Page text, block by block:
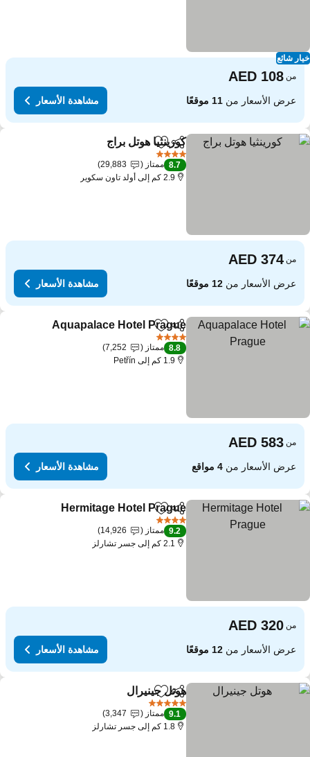
شائع
من
عرض الأسعار من11 موقعًا مشاهدة الأسعار
مشاركةAdd to favorites
كورينثيا هوتل براج
8.7 ممتاز
29,883
2.9 كم إلى أولد تاون سكوير
من
عرض الأسعار من12 موقعًا مشاهدة الأسعار
مشاركةAdd to favorites
Aquapalace Hotel Prague
8.8 ممتاز
7,252
1.9 كم إلى Petřín
من
عرض الأسعار من4 مواقع مشاهدة الأسعار
مشاركةAdd to favorites
Hermitage Hotel Prague
9.2 ممتاز
14,926
2.1 كم إلى جسر تشارلز
من
عرض الأسعار من12 موقعًا مشاهدة الأسعار
مشاركةAdd to favorites
هوتل جينيرال
9.1 ممتاز
3,347
1.8 كم إلى جسر تشارلز